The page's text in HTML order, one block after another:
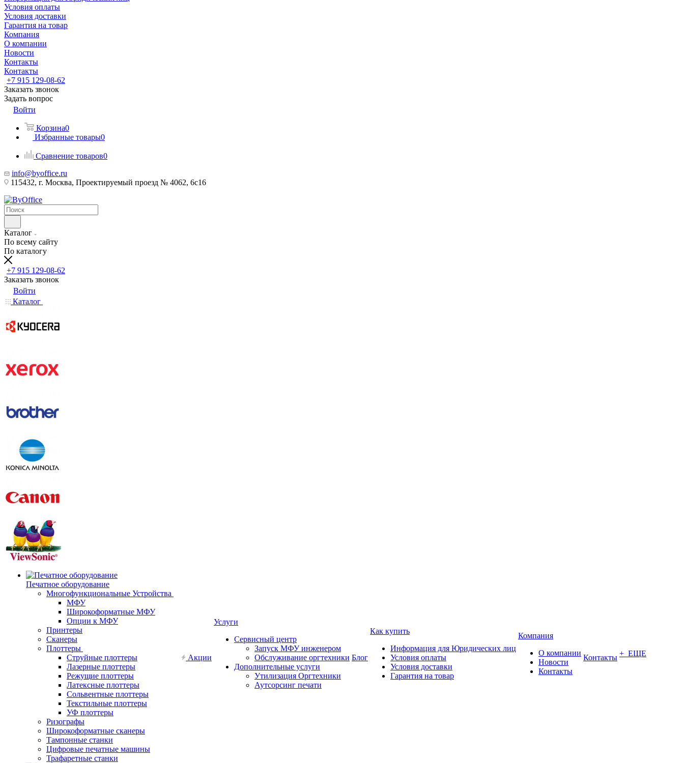
Условия оплаты
Условия доставки
Гарантия на товар
Компания
О компании
Новости
Контакты
Контакты
+7 915 129-08-62
Заказать звонок
Задать вопрос
Войти
Корзина0
Избранные товары0
Сравнение товаров0
info@byoffice.ru
115432, г. Москва, Проектируемый проезд № 4062, 6с16
Каталог
По всему сайту
По каталогу
+7 915 129-08-62
Заказать звонок
Войти
Каталог
Печатное оборудование
Многофункциональные Устройства
МФУ
Широкоформатные МФУ
Опции к МФУ
Принтеры
Сканеры
Плоттеры
Струйные плоттеры
Лазерные плоттеры
Режущие плоттеры
Латексные плоттеры
Сольвентные плоттеры
Текстильные плоттеры
УФ плоттеры
Ризографы
Широкоформатные сканеры
Тампонные станки
Цифровые печатные машины
Трафаретные станки
Акции
Услуги
Сервисный центр
Запуск МФУ инженером
Обслуживание оргтехники
Дополнительные услуги
Утилизация Оргтехники
Аутсорсинг печати
Блог
Как купить
Информация для Юридических лиц
Условия оплаты
Условия доставки
Гарантия на товар
Компания
О компании
Новости
Контакты
Контакты + ЕЩЕ